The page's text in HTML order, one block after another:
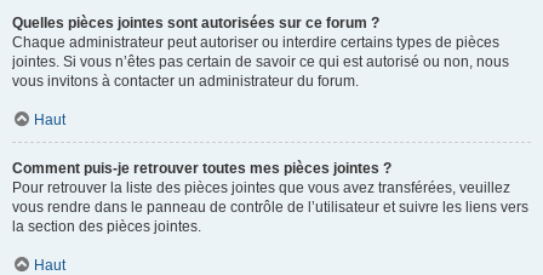
Quelles pièces jointes sont autorisées sur ce forum ?
Chaque administrateur peut autoriser ou interdire certains types de pièces
jointes. Si vous n’êtes pas certain de savoir ce qui est autorisé ou non, nous
vous invitons à contacter un administrateur du forum.
Haut
Comment puis-je retrouver toutes mes pièces jointes ?
Pour retrouver la liste des pièces jointes que vous avez transférées, veuillez
vous rendre dans le panneau de contrôle de l’utilisateur et suivre les liens vers
la section des pièces jointes.
Haut